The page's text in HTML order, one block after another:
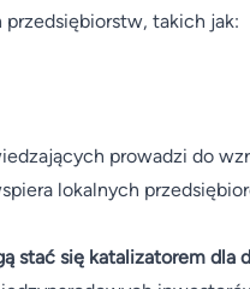
takich jak:
prowadzi do
lokalnych
stać się katalizatorem dla